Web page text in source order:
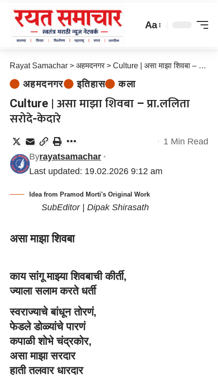
Aa
Rayat Samachar > अहमदनगर > Culture | असा माझा शिवबा – प्रा.ललिता सरोदे-केदारे
अहमदनगर इतिहास कला
Culture | असा माझा शिवबा – प्रा.ललिता
सरोदे-केदारे
Last updated: 19.02.2026 9:12 am
Byrayatsamachar
1 Min Read
Idea from Pramod Morti's Original Work
SubEditor | Dipak Shirasath
असा माझा शिवबा
काय सांगू माझ्या शिवबाची कीर्ती,
ज्याला सलाम करते धर्ती
स्वराज्याचे बांधून तोरणं,
फेडले डोळ्यांचे पारणं
कपाळी शोभे चंद्रकोर,
असा माझा सरदार
हाती तलवार धारदार